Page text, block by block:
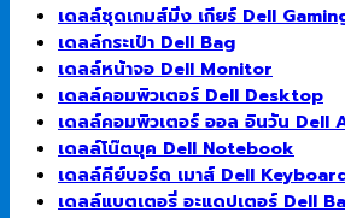
เดลล์ชุดเกมส์มิ่ง เกียร์ Dell
เดลล์กระเป๋า Dell Bag
เดลล์หน้าจอ Dell Monitor
เดลล์คอมพิวเตอร์ Dell Desktop
เดลล์คอมพิวเตอร์ ออล อินวัน Dell
เดลล์โน๊ตบุค Dell Notebook
เดลล์คีย์บอร์ด เมาส์ Dell
เดลล์แบตเตอรี่ อะแดปเตอร์ Dell